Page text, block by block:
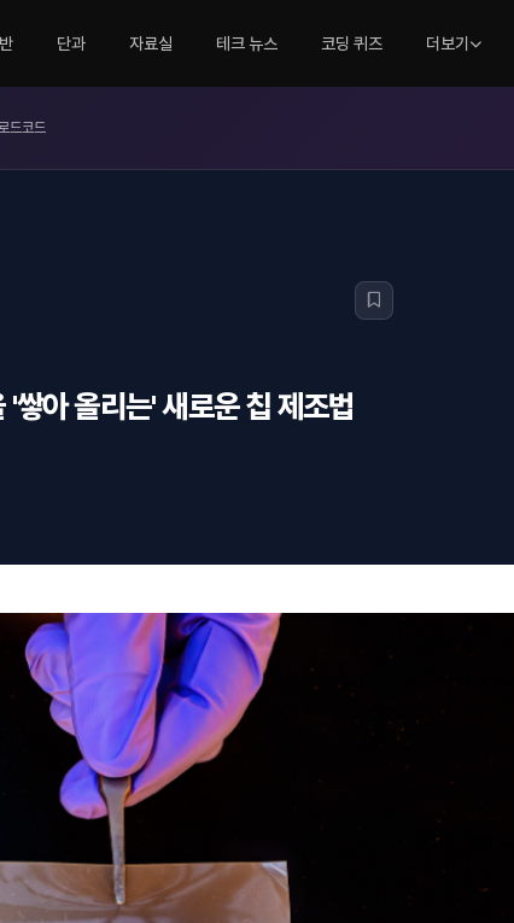
단과 자료실 테크 뉴스 코딩 퀴즈 더보기
드코드
쌓아 올리는' 새로운 칩 제조법